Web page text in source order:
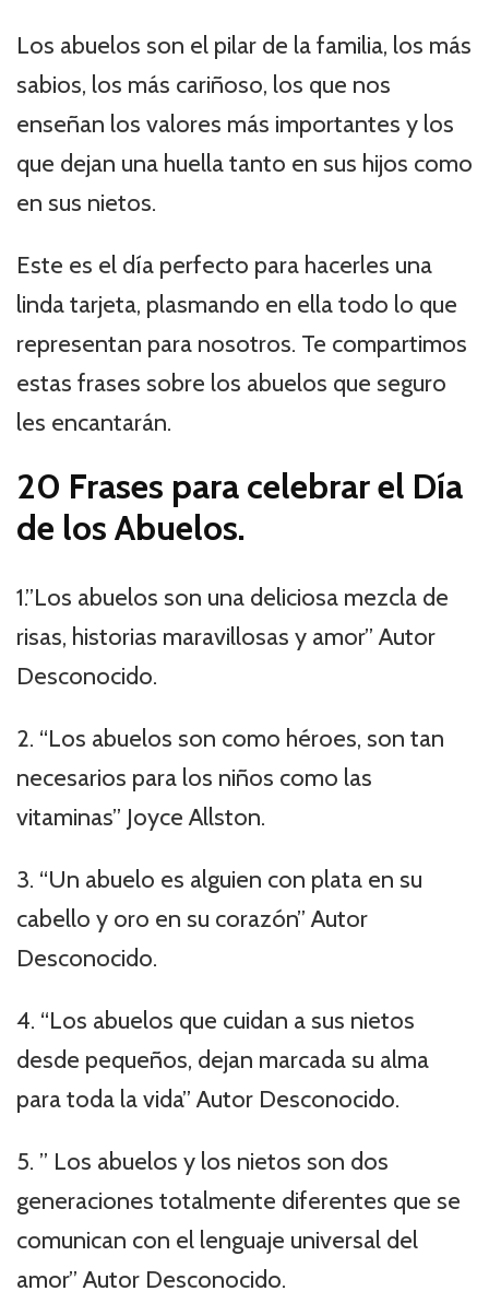
Los abuelos son el pilar de la familia, los más
sabios, los más cariñoso, los que nos
enseñan los valores más importantes y los
que dejan una huella tanto en sus hijos como
en sus nietos.
Este es el día perfecto para hacerles una
linda tarjeta, plasmando en ella todo lo que
representan para nosotros. Te compartimos
estas frases sobre los abuelos que seguro
les encantarán.
20 Frases para celebrar el Día
de los Abuelos.
1.”Los abuelos son una deliciosa mezcla de
risas, historias maravillosas y amor” Autor
Desconocido.
2. “Los abuelos son como héroes, son tan
necesarios para los niños como las
vitaminas” Joyce Allston.
3. “Un abuelo es alguien con plata en su
cabello y oro en su corazón” Autor
Desconocido.
4. “Los abuelos que cuidan a sus nietos
desde pequeños, dejan marcada su alma
para toda la vida” Autor Desconocido.
5. ” Los abuelos y los nietos son dos
generaciones totalmente diferentes que se
comunican con el lenguaje universal del
amor” Autor Desconocido.